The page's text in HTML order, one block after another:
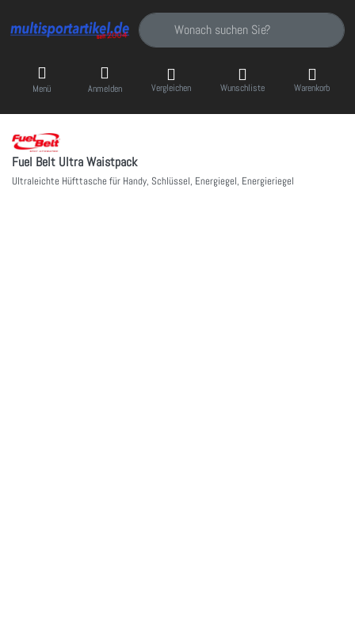
Geben Sie einen Suchbegriff ein. Während
Menü Anmelden Vergleichen Wunschliste Warenkorb
Fuel Belt Ultra Waistpack
Ultraleichte Hüfttasche für Handy, Schlüssel, Energiegel, Energieriegel